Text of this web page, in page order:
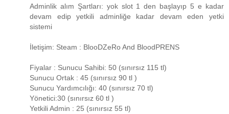
Adminlik alım Şartları: yok slot 1 den başlayıp 5 e kadar
devam edip yetkili adminliğe kadar devam eden yetki
sistemi
İletişim: Steam : BlooDZeRo And BloodPRENS
Fiyalar : Sunucu Sahibi: 50 (sınırsız 115 tl)
Sunucu Ortak : 45 (sınırsız 90 tl )
Sunucu Yardımcılığı: 40 (sınırsız 70 tl)
Yönetici:30 (sınırsız 60 tl )
Yetkili Admin : 25 (sınırsız 55 tl)